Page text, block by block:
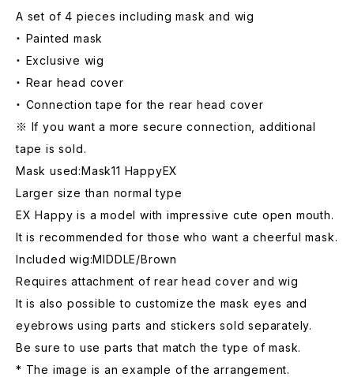
A set of 4 pieces including mask and wig
・ Painted mask
・ Exclusive wig
・ Rear head cover
・ Connection tape for the rear head cover
※ If you want a more secure connection, additional
tape is sold.
Mask used:Mask11 HappyEX
Larger size than normal type
EX Happy is a model with impressive cute open mouth.
It is recommended for those who want a cheerful mask.
Included wig:MIDDLE/Brown
Requires attachment of rear head cover and wig
It is also possible to customize the mask eyes and
eyebrows using parts and stickers sold separately.
Be sure to use parts that match the type of mask.
* The image is an example of the arrangement.